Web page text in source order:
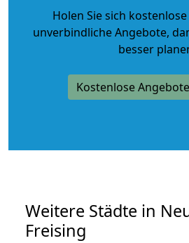
Holen Sie sich
unverbindliche Angebote,
besser
Kostenlose
Weitere Städte in
Freising